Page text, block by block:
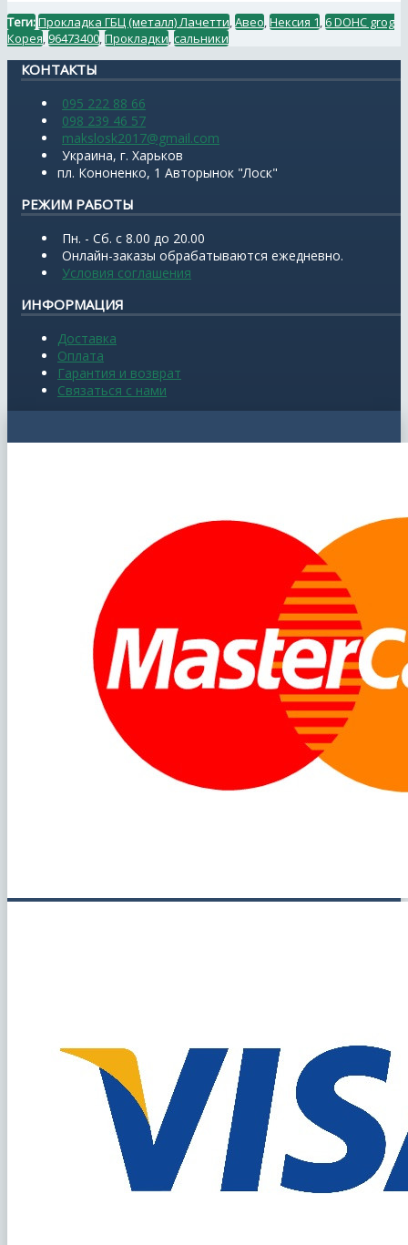
Теги:Прокладка ГБЦ (металл) Лачетти Авео Нексия 1 6 DOHC grog
Корея 96473400 Прокладки сальники
КОНТАКТЫ
095 222 88 66
098 239 46 57
makslosk2017@gmail.com
Украина, г. Харьков
пл. Кононенко, 1 Авторынок "Лоск"
РЕЖИМ РАБОТЫ
Пн. - Сб. с 8.00 до 20.00
Онлайн-заказы обрабатываются ежедневно.
Условия соглашения
ИНФОРМАЦИЯ
Доставка
Оплата
Гарантия и возврат
Связаться с нами